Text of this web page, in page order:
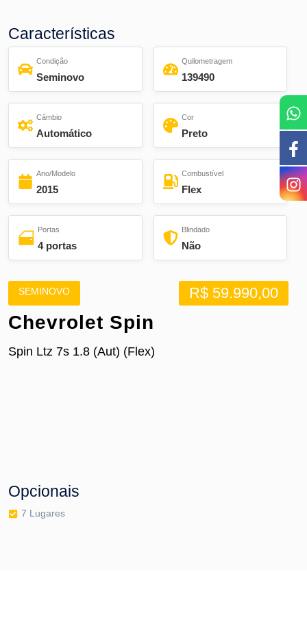
Características
Condição
Seminovo
Quilometragem
139490
Câmbio
Automático
Cor
Preto
Ano/Modelo
2015
Combustível
Flex
Portas
4 portas
Blindado
Não
SEMINOVO R$ 59.990,00
Chevrolet Spin
Spin Ltz 7s 1.8 (Aut) (Flex)
Opcionais
7 Lugares